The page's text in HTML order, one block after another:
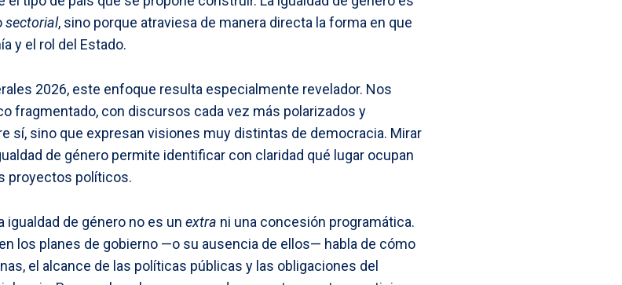
sectorial, sino porque atraviesa de manera directa la forma en que
y el rol del Estado.
2026, este enfoque resulta especialmente revelador. Nos
fragmentado, con discursos cada vez más polarizados y
sí, sino que expresan visiones muy distintas de democracia. Mirar
de género permite identificar con claridad qué lugar ocupan
proyectos políticos.
igualdad de género no es un extra ni una concesión programática.
los planes de gobierno —o su ausencia de ellos— habla de cómo
el alcance de las políticas públicas y las obligaciones del